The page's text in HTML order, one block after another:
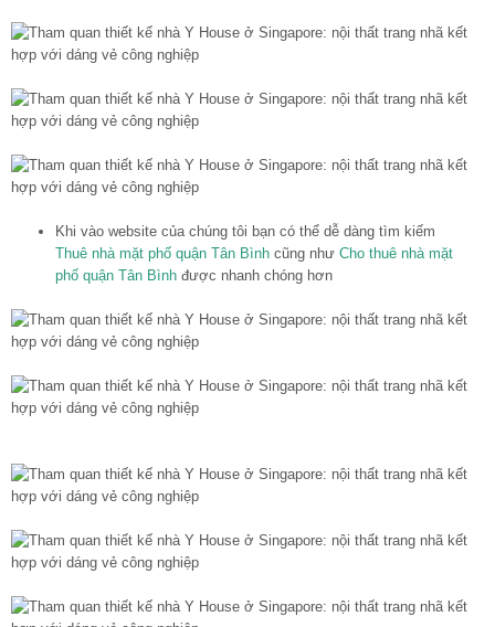
Khi vào website của chúng tôi bạn có thể dễ dàng tìm kiếm
Thuê nhà mặt phố quận Tân Bình cũng như Cho thuê nhà mặt
phố quận Tân Bình được nhanh chóng hơn